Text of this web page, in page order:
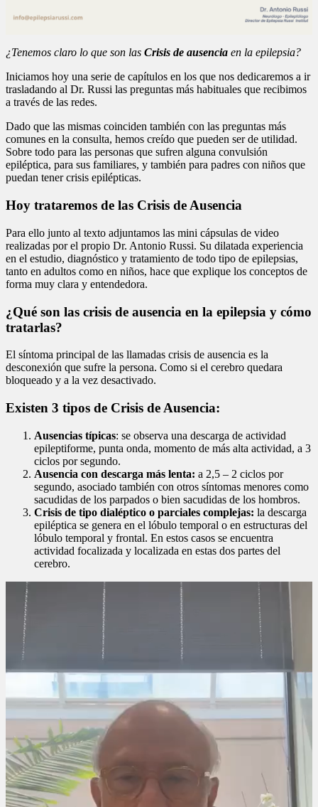
¿Tenemos claro lo que son las Crisis de ausencia en la epilepsia?
Iniciamos hoy una serie de capítulos en los que nos dedicaremos a ir
trasladando al Dr. Russi las preguntas más habituales que recibimos
a través de las redes.
Dado que las mismas coinciden también con las preguntas más
comunes en la consulta, hemos creído que pueden ser de utilidad.
Sobre todo para las personas que sufren alguna convulsión
epiléptica, para sus familiares, y también para padres con niños que
puedan tener crisis epilépticas.
Hoy trataremos de las Crisis de Ausencia
Para ello junto al texto adjuntamos las mini cápsulas de video
realizadas por el propio Dr. Antonio Russi. Su dilatada experiencia
en el estudio, diagnóstico y tratamiento de todo tipo de epilepsias,
tanto en adultos como en niños, hace que explique los conceptos de
forma muy clara y entendedora.
¿Qué son las crisis de ausencia en la epilepsia y cómo
tratarlas?
El síntoma principal de las llamadas crisis de ausencia es la
desconexión que sufre la persona. Como si el cerebro quedara
bloqueado y a la vez desactivado.
Existen 3 tipos de Crisis de Ausencia:
Ausencias típicas: se observa una descarga de actividad
epileptiforme, punta onda, momento de más alta actividad, a 3
ciclos por segundo.
Ausencia con descarga más lenta: a 2,5 – 2 ciclos por
segundo, asociado también con otros síntomas menores como
sacudidas de los parpados o bien sacudidas de los hombros.
Crisis de tipo dialéptico o parciales complejas: la descarga
epiléptica se genera en el lóbulo temporal o en estructuras del
lóbulo temporal y frontal. En estos casos se encuentra
actividad focalizada y localizada en estas dos partes del
cerebro.